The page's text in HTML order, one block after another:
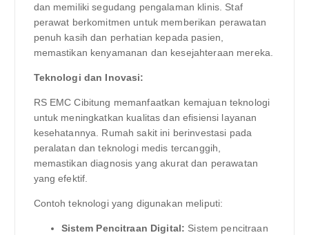
dan memiliki segudang pengalaman klinis. Staf
perawat berkomitmen untuk memberikan perawatan
penuh kasih dan perhatian kepada pasien,
memastikan kenyamanan dan kesejahteraan mereka.
Teknologi dan Inovasi:
RS EMC Cibitung memanfaatkan kemajuan teknologi
untuk meningkatkan kualitas dan efisiensi layanan
kesehatannya. Rumah sakit ini berinvestasi pada
peralatan dan teknologi medis tercanggih,
memastikan diagnosis yang akurat dan perawatan
yang efektif.
Contoh teknologi yang digunakan meliputi:
Sistem Pencitraan Digital: Sistem pencitraan